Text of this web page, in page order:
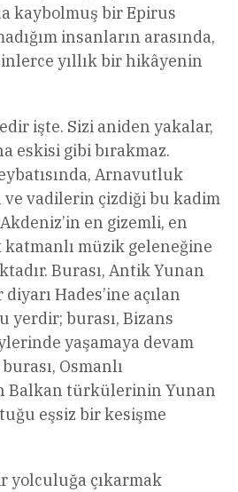
kaybolmuş bir Epirus
insanların arasında,
yıllık bir hikâyenin
işte. Sizi aniden yakalar,
eskisi gibi bırakmaz.
Arnavutluk
ve vadilerin çizdiği bu kadim
en gizemli, en
müzik geleneğine
Burası, Antik Yunan
Hades’ine açılan
yerdir; burası, Bizans
yaşamaya devam
Osmanlı
Balkan türkülerinin Yunan
eşsiz bir kesişme
yolculuğa çıkarmak